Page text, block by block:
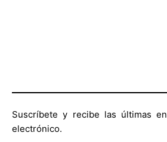
Suscríbete y recibe las últimas
electrónico.